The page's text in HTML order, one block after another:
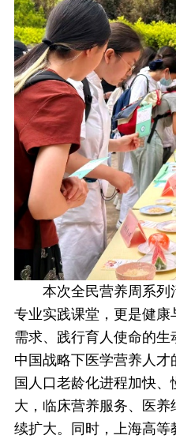
本次全民营养周系列
专业实践课堂，更是健康
需求、践行育人使命的
中国战略下医学营养人
国人口老龄化进程加快
大，临床营养服务、医
续扩大。同时，上海高等